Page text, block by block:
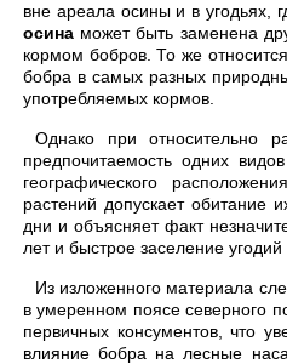
вне ареала осины и в угодьях,
осина может быть заменена
кормом бобров. То же
бобра в самых разных
употребляемых кормов.
Однако при относительно
предпочитаемость одних
географического
растений допускает обитание
дни и объясняет факт
лет и быстрое заселение
Из изложенного материала
в умеренном поясе северного
первичных консументов, что
влияние бобра на лесные